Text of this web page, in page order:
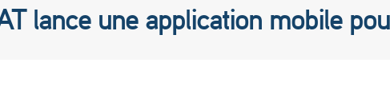
lance une application mobile